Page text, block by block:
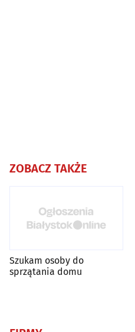
ZOBACZ TAKŻE
Szukam osoby do
sprzątania domu